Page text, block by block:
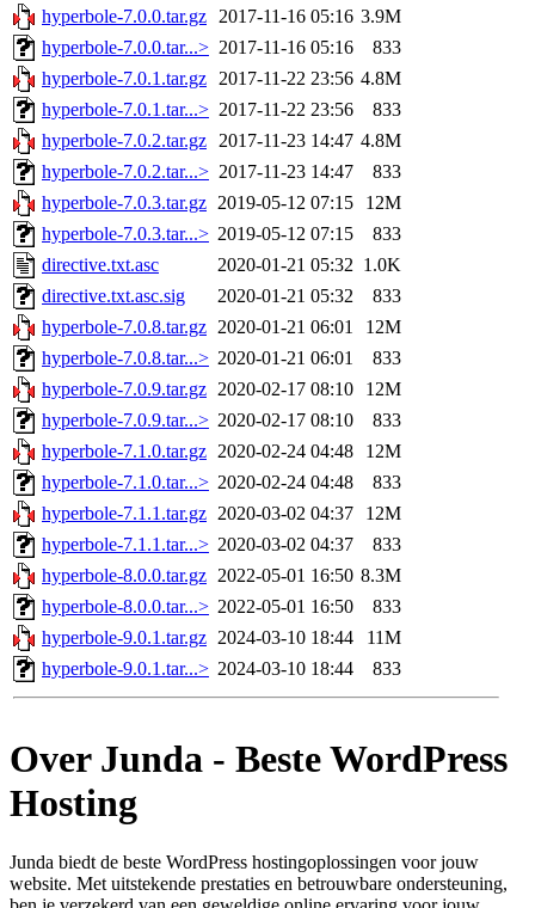
hyperbole-7.0.0.tar.gz
2017-11-16 05:16 3.9M
hyperbole-7.0.0.tar...> 2017-11-16 05:16
833
hyperbole-7.0.1.tar.gz
2017-11-22 23:56 4.8M
hyperbole-7.0.1.tar...> 2017-11-22 23:56
833
hyperbole-7.0.2.tar.gz
2017-11-23 14:47 4.8M
hyperbole-7.0.2.tar...> 2017-11-23 14:47
833
hyperbole-7.0.3.tar.gz 2019-05-12 07:15
12M
hyperbole-7.0.3.tar...> 2019-05-12 07:15
833
directive.txt.asc
2020-01-21 05:32 1.0K
directive.txt.asc.sig
2020-01-21 05:32
833
hyperbole-7.0.8.tar.gz 2020-01-21 06:01
12M
hyperbole-7.0.8.tar...> 2020-01-21 06:01
833
hyperbole-7.0.9.tar.gz 2020-02-17 08:10
12M
hyperbole-7.0.9.tar...> 2020-02-17 08:10
833
hyperbole-7.1.0.tar.gz 2020-02-24 04:48
12M
hyperbole-7.1.0.tar...> 2020-02-24 04:48
833
hyperbole-7.1.1.tar.gz 2020-03-02 04:37
12M
hyperbole-7.1.1.tar...> 2020-03-02 04:37
833
hyperbole-8.0.0.tar.gz 2022-05-01 16:50 8.3M
hyperbole-8.0.0.tar...> 2022-05-01 16:50
833
hyperbole-9.0.1.tar.gz 2024-03-10 18:44
11M
hyperbole-9.0.1.tar...> 2024-03-10 18:44 833
Over Junda - Beste WordPress
Hosting
Junda biedt de beste WordPress hostingoplossingen voor jouw
website. Met uitstekende prestaties en betrouwbare ondersteuning,